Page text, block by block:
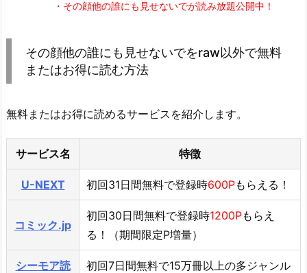
・その顔他の誰にも見せないでが読み放題公開中！
その顔他の誰にも見せないでをraw以外で無料
またはお得に読む方法
無料またはお得に読めるサービスを紹介します。
サービス名 特徴
U-NEXT 初回31日間無料で登録時600Pもらえる！
コミック.jp
初回30日間無料で登録時1200Pもらえ
る！（期間限定P増量）
シーモア読
初回7日間無料で15万冊以上の多ジャンル